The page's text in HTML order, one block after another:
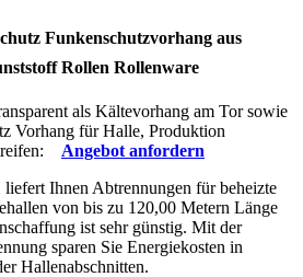
Funkenschutzvorhang aus
Rollen Rollenware
als Kältevorhang am Tor sowie
Vorhang für Halle, Produktion
Angebot anfordern
Ihnen Abtrennungen für beheizte
von bis zu 120,00 Metern Länge
ist sehr günstig. Mit der
sparen Sie Energiekosten in
Hallenabschnitten.